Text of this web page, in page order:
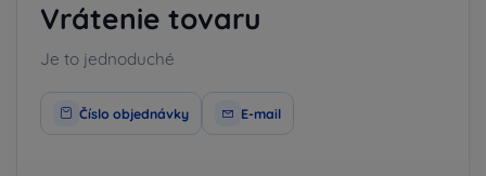
Vrátenie tovaru
Je to jednoduché
Číslo objednávky E-mail